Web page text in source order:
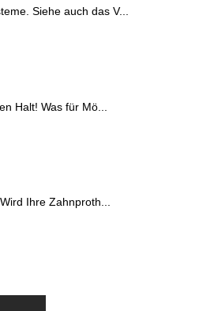
Siehe auch das V...
Halt! Was für Mö...
Ihre Zahnproth...